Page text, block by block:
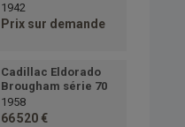
1942
Prix sur demande
Cadillac Eldorado
Brougham série 70
1958
66 520 €